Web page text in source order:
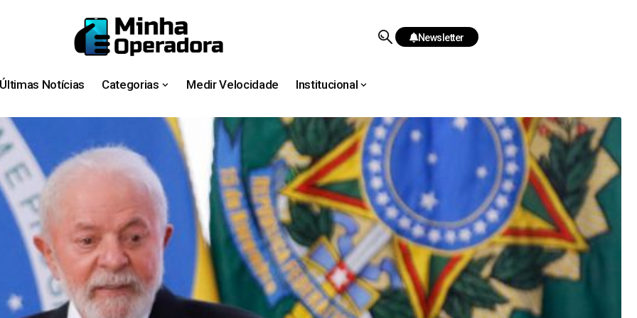
Newsletter
Últimas Notícias Categorias Medir Velocidade Institucional